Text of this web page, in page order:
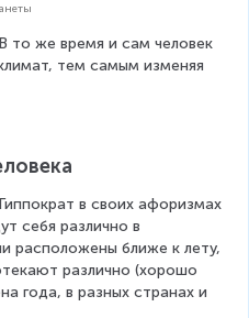
то же время и сам человек
тем самым изменяя
в своих афоризмах
себя различно в
расположены ближе к лету,
различно (хорошо
года, в разных странах и